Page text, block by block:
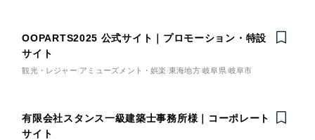
OOPARTS2025 公式サイト｜プロモーション・特設
サイト
観光・レジャー アミューズメント・娯楽 東海地方 岐阜県 岐阜市
有限会社スタンス一級建築士事務所様｜コーポレート
サイト